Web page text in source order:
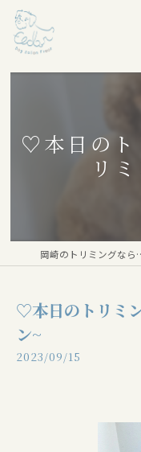
♡本日のト
リ
岡崎のトリ
♡本日のトリミ
ン~
2023/09/15